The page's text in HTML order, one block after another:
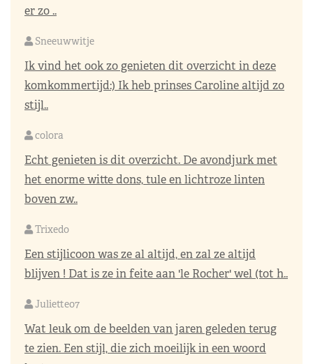
er zo ..
Sneeuwwitje
Ik vind het ook zo genieten dit overzicht in deze
komkommertijd:) Ik heb prinses Caroline altijd zo
stijl..
colora
Echt genieten is dit overzicht. De avondjurk met
het enorme witte dons, tule en lichtroze linten
boven zw..
Trixedo
Een stijlicoon was ze al altijd, en zal ze altijd
blijven ! Dat is ze in feite aan 'le Rocher' wel (tot h..
Juliette07
Wat leuk om de beelden van jaren geleden terug
te zien. Een stijl, die zich moeilijk in een woord